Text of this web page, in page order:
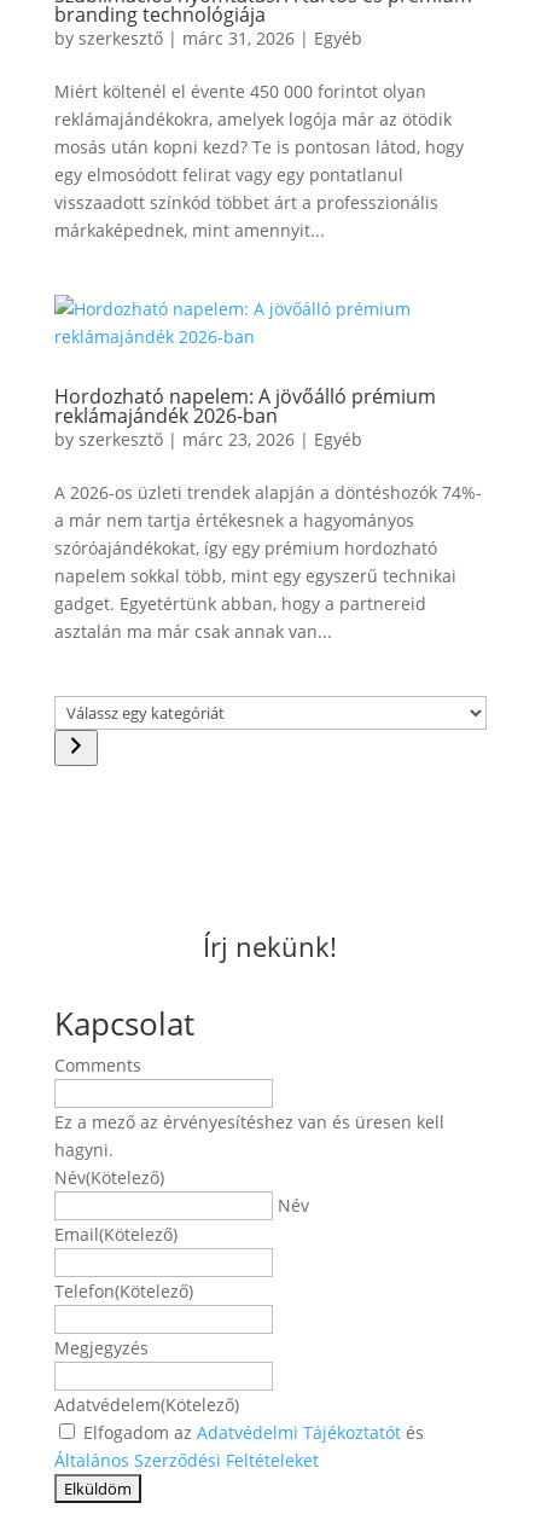
branding technológiája
by szerkesztő| márc 31, 2026| Egyéb
Miért költenél el évente 450 000 forintot olyan
reklámajándékokra, amelyek logója már az ötödik
mosás után kopni kezd? Te is pontosan látod, hogy
egy elmosódott felirat vagy egy pontatlanul
visszaadott színkód többet árt a professzionális
márkaképednek, mint amennyit...
Hordozható napelem: A jövőálló prémium
reklámajándék 2026-ban
by szerkesztő| márc 23, 2026| Egyéb
A 2026-os üzleti trendek alapján a döntéshozók 74%-
a már nem tartja értékesnek a hagyományos
szóróajándékokat, így egy prémium hordozható
napelem sokkal több, mint egy egyszerű technikai
gadget. Egyetértünk abban, hogy a partnereid
asztalán ma már csak annak van...
Válassz
egy
kategóriát
Írj nekünk!
Kapcsolat
Comments
Ez a mező az érvényesítéshez van és üresen kell
hagyni.
Név(Kötelező)
Név
Email(Kötelező)
Telefon(Kötelező)
Megjegyzés
Adatvédelem(Kötelező)
Elfogadom az Adatvédelmi Tájékoztatótés
Általános Szerződési Feltételeket